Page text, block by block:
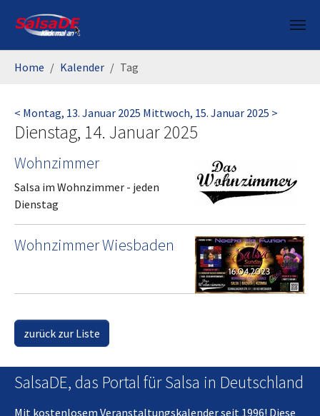
Home Kalender Tag
< Montag, 13. Januar 2025 Mittwoch, 15. Januar 2025 >
Dienstag, 14. Januar 2025
Wohnzimmer
Salsa im Wohnzimmer - jeden
Dienstag
Wohnzimmer Wiesbaden
zurück zur Liste
SalsaDE, das Portal für Salsa in Deutschland
Mit kostenlosem Veranstaltungskalender seit 1996! Diese